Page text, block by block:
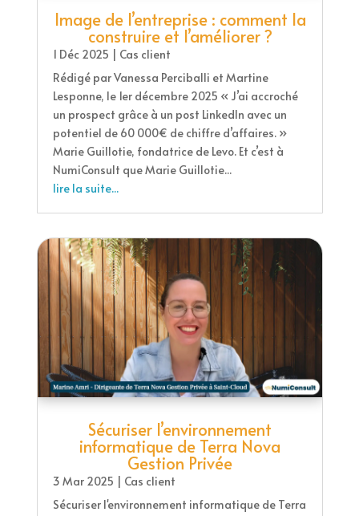
Image de l’entreprise : comment la
construire et l’améliorer ?
1 Déc 2025 | Cas client
Rédigé par Vanessa Perciballi et Martine
Lesponne, le 1er décembre 2025 « J’ai accroché
un prospect grâce à un post LinkedIn avec un
potentiel de 60 000€ de chiffre d’affaires. »
Marie Guillotie, fondatrice de Levo. Et c’est à
NumiConsult que Marie Guillotie...
lire la suite...
Sécuriser l’environnement
informatique de Terra Nova
Gestion Privée
3 Mar 2025
Cas client
Sécuriser l'environnement informatique de Terra